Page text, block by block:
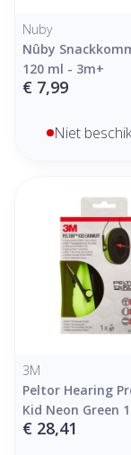
Nuby
Nûby
120 ml - 3m+
€ 7,99
Niet
3M
Peltor Hearing
Kid Neon Green 1
€ 28,41